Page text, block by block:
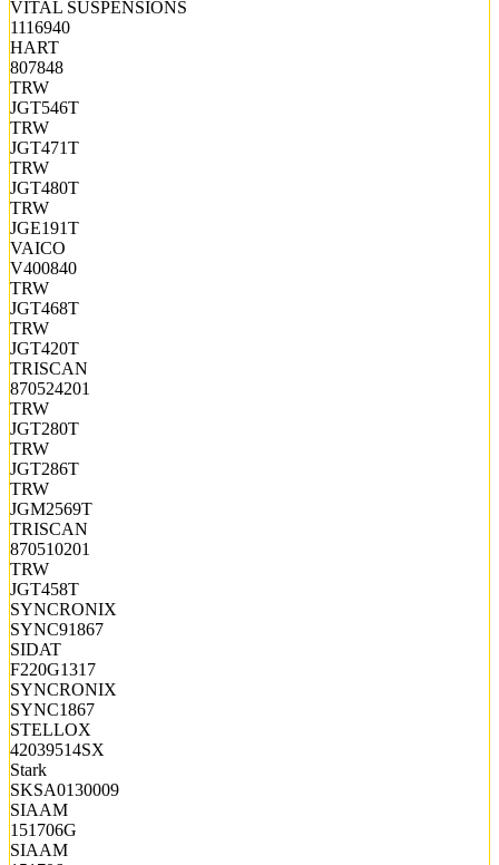
VITAL SUSPENSIONS
1116940
HART
807848
TRW
JGT546T
TRW
JGT471T
TRW
JGT480T
TRW
JGE191T
VAICO
V400840
TRW
JGT468T
TRW
JGT420T
TRISCAN
870524201
TRW
JGT280T
TRW
JGT286T
TRW
JGM2569T
TRISCAN
870510201
TRW
JGT458T
SYNCRONIX
SYNC91867
SIDAT
F220G1317
SYNCRONIX
SYNC1867
STELLOX
42039514SX
Stark
SKSA0130009
SIAAM
151706G
SIAAM